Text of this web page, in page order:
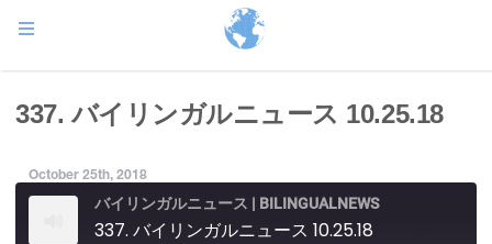
337. バイリンガルニュース 10.25.18
October 25th, 2018
バイリンガルニュース | BILINGUALNEWS
337. バイリンガルニュース 10.25.18